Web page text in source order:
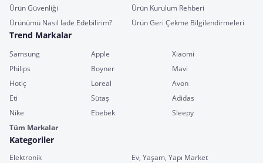
Ürün Güvenliği
Ürün Kurulum Rehberi
Ürünümü Nasıl İade Edebilirim?
Ürün Geri Çekme Bilgilendirmeleri
Trend Markalar
Samsung Apple
Xiaomi
Philips
Boyner
Mavi
Hotiç
Loreal
Avon
Eti
Sütaş
Adidas
Nike
Ebebek
Sleepy
Tüm Markalar
Kategoriler
Elektronik
Ev, Yaşam, Yapı Market